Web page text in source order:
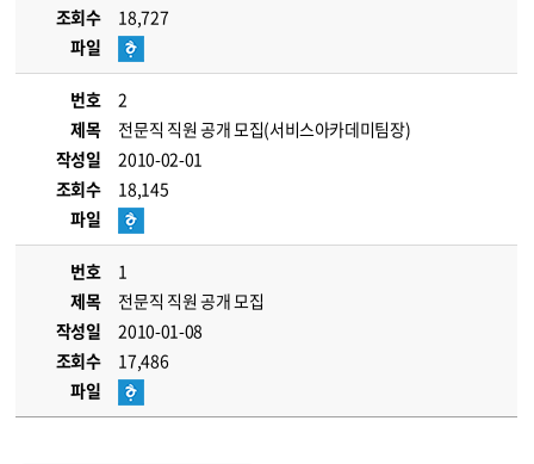
조회수
18,727
파일
번호
2
제목
전문직 직원 공개 모집(서비스아카데미팀장)
작성일
2010-02-01
조회수
18,145
파일
번호
1
제목
전문직 직원 공개 모집
작성일
2010-01-08
조회수
17,486
파일